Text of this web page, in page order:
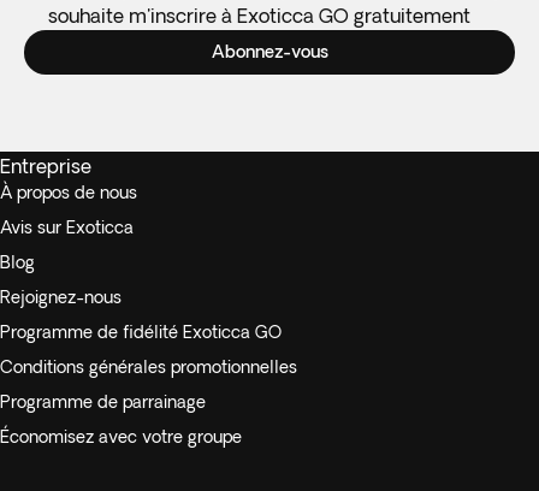
souhaite m'inscrire à Exoticca GO gratuitement
Abonnez-vous
Entreprise
À propos de nous
Avis sur Exoticca
Blog
Rejoignez-nous
Programme de fidélité Exoticca GO
Conditions générales promotionnelles
Programme de parrainage
Économisez avec votre groupe